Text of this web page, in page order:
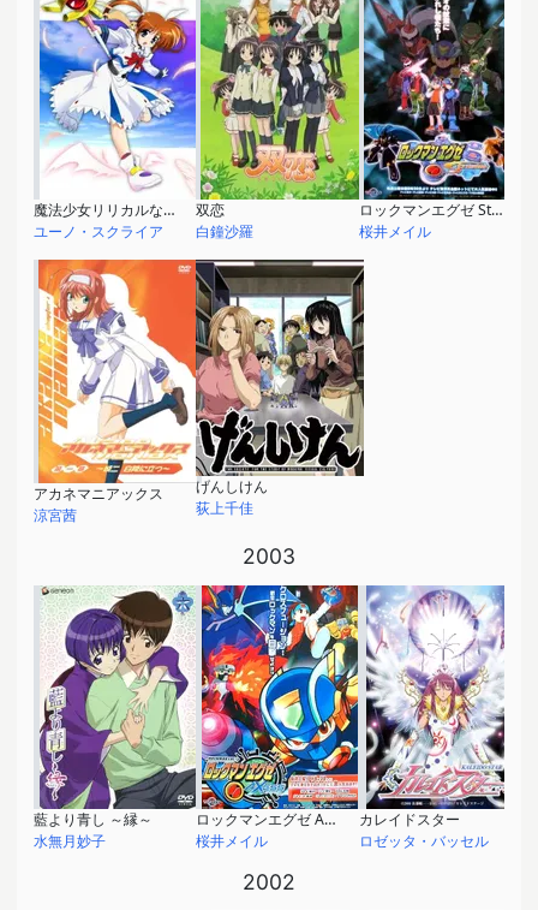
魔法少女リリカルなのは
ユーノ・スクライア
双恋
白鐘沙羅
ロックマンエグゼ Stream
桜井メイル
アカネマニアックス
涼宮茜
げんしけん
荻上千佳
2003
藍より青し ～縁～
水無月妙子
ロックマンエグゼ AXESS
桜井メイル
カレイドスター
ロゼッタ・バッセル
2002